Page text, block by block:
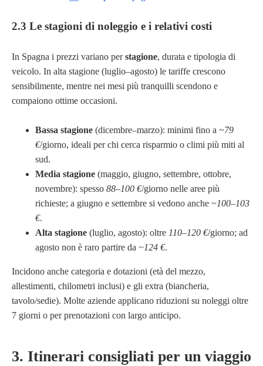
2.3 Le stagioni di noleggio e i relativi costi
In Spagna i prezzi variano perstagione, durata e tipologia di
veicolo. In alta stagione (luglio–agosto) le tariffe crescono
sensibilmente, mentre nei mesi più tranquilli scendono e
compaiono ottime occasioni.
Bassa stagione (dicembre–marzo): minimi fino a ~79
€/giorno, ideali per chi cerca risparmio o climi più miti al
sud.
Media stagione (maggio, giugno, settembre, ottobre,
novembre): spesso 88–100 €/giorno nelle aree più
richieste; a giugno e settembre si vedono anche ~100–103
€.
Alta stagione (luglio, agosto): oltre 110–120 €/giorno; ad
agosto non è raro partire da ~124 €.
Incidono anche categoria e dotazioni (età del mezzo,
allestimenti, chilometri inclusi) e gli extra (biancheria,
tavolo/sedie). Molte aziende applicano riduzioni su noleggi oltre
7 giorni o per prenotazioni con largo anticipo.
3. Itinerari consigliati per un viaggio